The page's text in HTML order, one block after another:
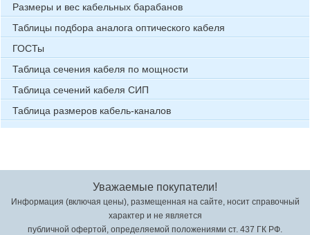
Размеры и вес кабельных барабанов
Таблицы подбора аналога оптического кабеля
ГОСТы
Таблица сечения кабеля по мощности
Таблица сечений кабеля СИП
Таблица размеров кабель-каналов
Уважаемые покупатели!
Информация (включая цены), размещенная на сайте, носит справочный
характер и не является
публичной офертой, определяемой положениями ст. 437 ГК РФ.